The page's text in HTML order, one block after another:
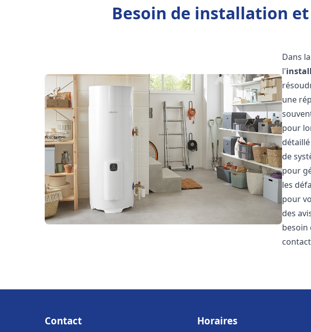
Besoin de installation
Dans
l'
une
pour
de
pour
les
pour
des
besoin
Contact Horaires